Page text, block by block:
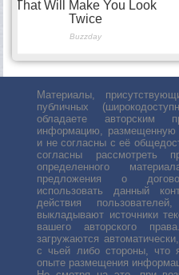
Материалы,
публичных
обладаете
информацию, размещенную
и не согласны с её
согласны рассмотреть
определенного
предложения о
использовать данный
действия
выкладывают источники
вашего авторского
загружаются
с чьей либо стороны, что
опыте размещения